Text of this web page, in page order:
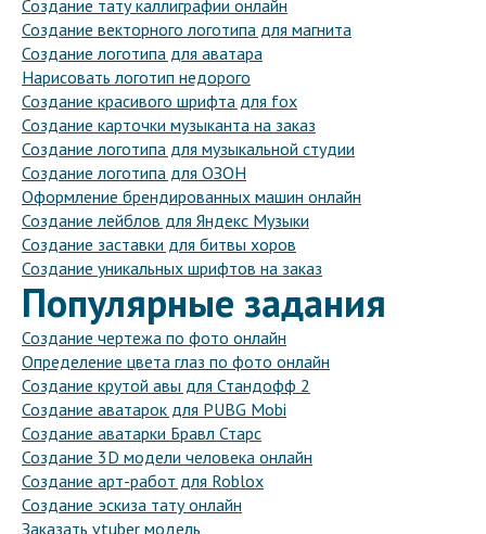
Создание тату каллиграфии онлайн
Создание векторного логотипа для магнита
Создание логотипа для аватара
Нарисовать логотип недорого
Создание красивого шрифта для fox
Создание карточки музыканта на заказ
Создание логотипа для музыкальной студии
Создание логотипа для ОЗОН
Оформление брендированных машин онлайн
Создание лейблов для Яндекс Музыки
Создание заставки для битвы хоров
Создание уникальных шрифтов на заказ
Популярные задания
Создание чертежа по фото онлайн
Определение цвета глаз по фото онлайн
Создание крутой авы для Стандофф 2
Создание аватарок для PUBG Mobi
Создание аватарки Бравл Старс
Создание 3D модели человека онлайн
Создание арт-работ для Roblox
Создание эскиза тату онлайн
Заказать vtuber модель